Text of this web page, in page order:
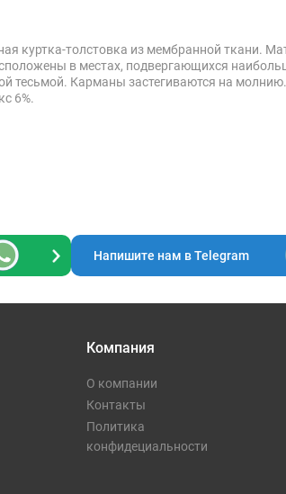
куртка-толстовка из мембранной ткани.
в местах, подвергающихся
тесьмой. Карманы застегиваются на
6%.
M L XL
48 52 63
63
параметров по размеру и цвету.
Напишите нам в Telegram
Компания
О компании
Контакты
Политика
конфидециальности